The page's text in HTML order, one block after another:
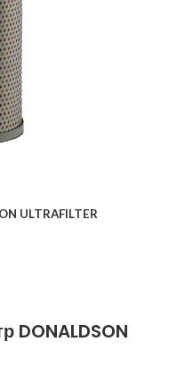
ULTRAFILTER
DONALDSON